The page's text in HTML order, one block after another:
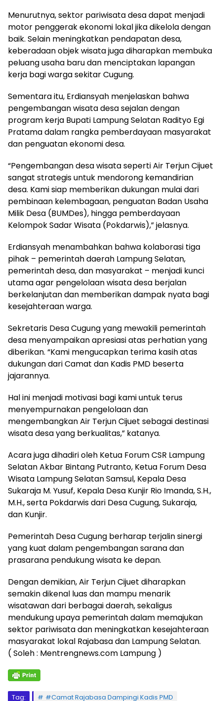
Menurutnya, sektor pariwisata desa dapat menjadi
motor penggerak ekonomi lokal jika dikelola dengan
baik. Selain meningkatkan pendapatan desa,
keberadaan objek wisata juga diharapkan membuka
peluang usaha baru dan menciptakan lapangan
kerja bagi warga sekitar Cugung.
Sementara itu, Erdiansyah menjelaskan bahwa
pengembangan wisata desa sejalan dengan
program kerja Bupati Lampung Selatan Radityo Egi
Pratama dalam rangka pemberdayaan masyarakat
dan penguatan ekonomi desa.
“Pengembangan desa wisata seperti Air Terjun Cijuet
sangat strategis untuk mendorong kemandirian
desa. Kami siap memberikan dukungan mulai dari
pembinaan kelembagaan, penguatan Badan Usaha
Milik Desa (BUMDes), hingga pemberdayaan
Kelompok Sadar Wisata (Pokdarwis),” jelasnya.
Erdiansyah menambahkan bahwa kolaborasi tiga
pihak – pemerintah daerah Lampung Selatan,
pemerintah desa, dan masyarakat – menjadi kunci
utama agar pengelolaan wisata desa berjalan
berkelanjutan dan memberikan dampak nyata bagi
kesejahteraan warga.
Sekretaris Desa Cugung yang mewakili pemerintah
desa menyampaikan apresiasi atas perhatian yang
diberikan. “Kami mengucapkan terima kasih atas
dukungan dari Camat dan Kadis PMD beserta
jajarannya.
Hal ini menjadi motivasi bagi kami untuk terus
menyempurnakan pengelolaan dan
mengembangkan Air Terjun Cijuet sebagai destinasi
wisata desa yang berkualitas,” katanya.
Acara juga dihadiri oleh Ketua Forum CSR Lampung
Selatan Akbar Bintang Putranto, Ketua Forum Desa
Wisata Lampung Selatan Samsul, Kepala Desa
Sukaraja M. Yusuf, Kepala Desa Kunjir Rio Imanda, S.H.,
M.H., serta Pokdarwis dari Desa Cugung, Sukaraja,
dan Kunjir.
Pemerintah Desa Cugung berharap terjalin sinergi
yang kuat dalam pengembangan sarana dan
prasarana pendukung wisata ke depan.
Dengan demikian, Air Terjun Cijuet diharapkan
semakin dikenal luas dan mampu menarik
wisatawan dari berbagai daerah, sekaligus
mendukung upaya pemerintah dalam memajukan
sektor pariwisata dan meningkatkan kesejahteraan
masyarakat lokal Rajabasa dan Lampung Selatan.
( Soleh : Mentrengnews.com Lampung )
Tag: #Camat Rajabasa Dampingi Kadis PMD